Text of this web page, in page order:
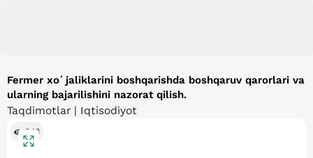
Fermer xoʻjaliklarini boshqarishda boshqaruv qarorlari va
ularning bajarilishini nazorat qilish.
Taqdimotlar | Iqtisodiyot
248